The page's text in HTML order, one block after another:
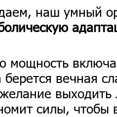
наш умный
мощность
вечная
силы, чтобы